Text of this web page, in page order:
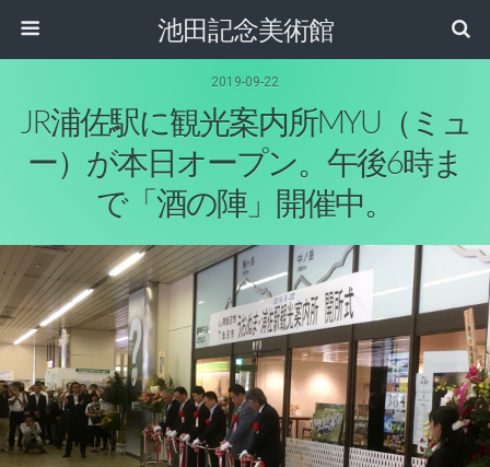
池田記念美術館
2019-09-22
JR浦佐駅に観光案内所MYU（ミュ
ー）が本日オープン。午後6時ま
で「酒の陣」開催中。